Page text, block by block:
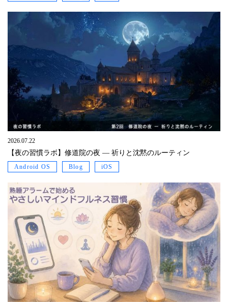
2026.07.22
【夜の習慣ラボ】修道院の夜 ― 祈りと沈黙のルーティン
Android OS Blog iOS